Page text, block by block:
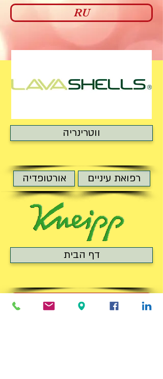
RU
ווטרינריה
רפואת עיניים אורטופדיה
דף הבית
(לחנות המקוונת (קנייה באתר